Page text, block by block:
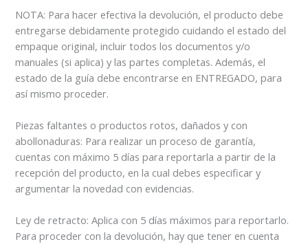
NOTA: Para hacer efectiva la devolución, el producto debe
entregarse debidamente protegido cuidando el estado del
empaque original, incluir todos los documentos y/o
manuales (si aplica) y las partes completas. Además, el
estado de la guía debe encontrarse en ENTREGADO, para
así mismo proceder.
Piezas faltantes o productos rotos, dañados y con
abollonaduras: Para realizar un proceso de garantía,
cuentas con máximo 5 días para reportarla a partir de la
recepción del producto, en la cual debes especificar y
argumentar la novedad con evidencias.
Ley de retracto: Aplica con 5 días máximos para reportarlo.
Para proceder con la devolución, hay que tener en cuenta